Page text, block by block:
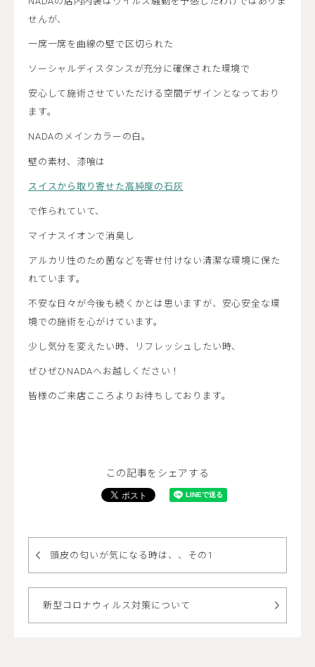
せんが、
一席一席を曲線の壁で区切られた
ソーシャルディスタンスが充分に確保された環境で
安心して施術させていただける空間デザインとなっており
ます。
NADAのメインカラーの白。
壁の素材、漆喰は
スイスから取り寄せた高純度の石灰
で作られていて、
マイナスイオンで消臭し
アルカリ性のため菌などを寄せ付けない清潔な環境に保た
れています。
不安な日々が今後も続くかとは思いますが、安心安全な環
境での施術を心がけています。
少し気分を変えたい時、リフレッシュしたい時、
ぜひぜひNADAへお越しください！
皆様のご来店こころよりお待ちしております。
この記事をシェアする
頭皮の匂いが気になる時は、、その1
新型コロナウィルス対策について